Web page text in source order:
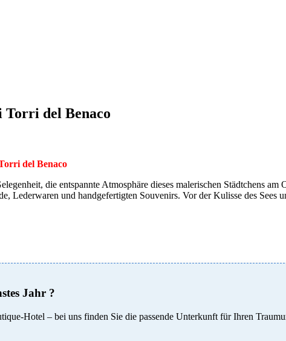
del Benaco
del Benaco
die entspannte Atmosphäre dieses malerischen Städtchens
Lederwaren und handgefertigten Souvenirs. Vor der Kulisse des Sees
Jahr ?
Hotel – bei uns finden Sie die passende Unterkunft für Ihren